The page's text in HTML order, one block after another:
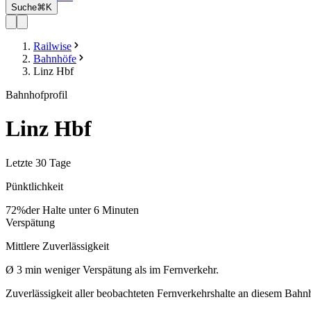
Suche⌘K
Railwise
Bahnhöfe
Linz Hbf
Bahnhofprofil
Linz Hbf
Letzte 30 Tage
Pünktlichkeit
72%der Halte unter 6 Minuten
Verspätung
Mittlere Zuverlässigkeit
Ø 3 min weniger Verspätung als im Fernverkehr.
Zuverlässigkeit aller beobachteten Fernverkehrshalte an diesem